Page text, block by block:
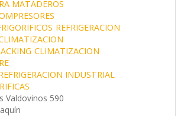
MATADEROS
REFRIGERACION
CLIMATIZACION
INDUSTRIAL
Valdovinos 590